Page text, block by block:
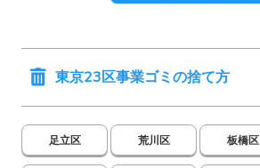
東京23区事業ゴミの捨て方
足立区 荒川区 板橋区